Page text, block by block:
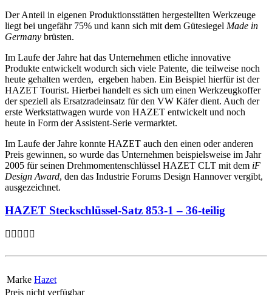
Der Anteil in eigenen Produktionsstätten hergestellten Werkzeuge
liegt bei ungefähr 75% und kann sich mit dem Gütesiegel Made in
Germany brüsten.
Im Laufe der Jahre hat das Unternehmen etliche innovative
Produkte entwickelt wodurch sich viele Patente, die teilweise noch
heute gehalten werden, ergeben haben. Ein Beispiel hierfür ist der
HAZET Tourist. Hierbei handelt es sich um einen Werkzeugkoffer
der speziell als Ersatzradeinsatz für den VW Käfer dient. Auch der
erste Werkstattwagen wurde von HAZET entwickelt und noch
heute in Form der Assistent-Serie vermarktet.
Im Laufe der Jahre konnte HAZET auch den einen oder anderen
Preis gewinnen, so wurde das Unternehmen beispielsweise im Jahr
2005 für seinen Drehmomentenschlüssel HAZET CLT mit dem iF
Design Award, den das Industrie Forums Design Hannover vergibt,
ausgezeichnet.
HAZET Steckschlüssel-Satz 853-1 – 36-teilig
Marke Hazet
Preis nicht verfügbar